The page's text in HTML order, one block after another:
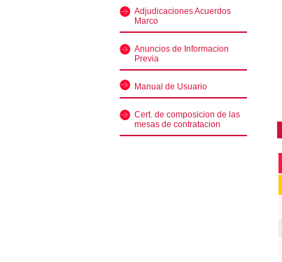
Adjudicaciones Acuerdos
Marco
Anuncios de Informacion
Previa
Manual de Usuario
Cert. de composicion de las
mesas de contratacion